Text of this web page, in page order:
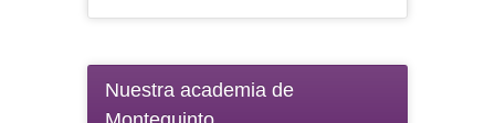
Nuestra academia de